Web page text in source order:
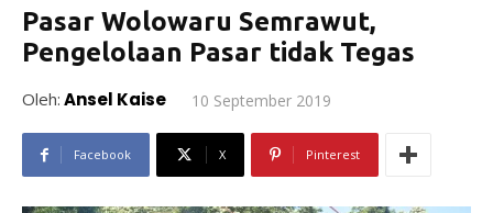
Pasar Wolowaru Semrawut,
Pengelolaan Pasar tidak Tegas
Oleh: Ansel Kaise 10 September 2019
Facebook X Pinterest